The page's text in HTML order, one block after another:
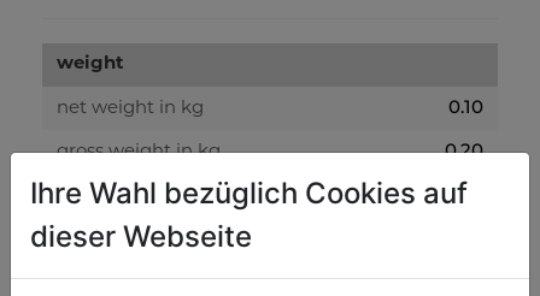
weight
net weight in kg 0.10
gross weight in kg 0.20
packaging
Ihre Wahl bezüglich Cookies auf
dieser Webseite